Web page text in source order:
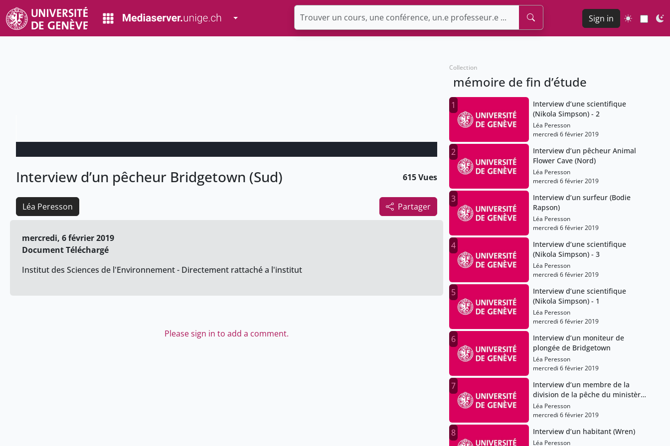
Toggle Dropdown Sign in
Interview d’un pêcheur Bridgetown (Sud) 615 Vues
Partager
Léa Peresson
mercredi, 6 février 2019
Document Téléchargé
Institut des Sciences de l'Environnement - Directement rattaché a l'institut
Please sign in to add a comment.
Collection
mémoire de fin d’étude
1
Interview d’une scientifique
(Nikola Simpson) - 2
Léa Peresson
mercredi 6 février 2019
2
Interview d’un pêcheur Animal
Flower Cave (Nord)
Léa Peresson
mercredi 6 février 2019
3
Interview d’un surfeur (Bodie
Rapson)
Léa Peresson
mercredi 6 février 2019
4
Interview d’une scientifique
(Nikola Simpson) - 3
Léa Peresson
mercredi 6 février 2019
5
Interview d’une scientifique
(Nikola Simpson) - 1
Léa Peresson
mercredi 6 février 2019
6
Interview d’un moniteur de
plongée de Bridgetown
Léa Peresson
mercredi 6 février 2019
7
Interview d’un membre de la
division de la pêche du ministère
de l’agriculture
Léa Peresson
mercredi 6 février 2019
8 Interview d’un habitant (Wren)
Léa Peresson